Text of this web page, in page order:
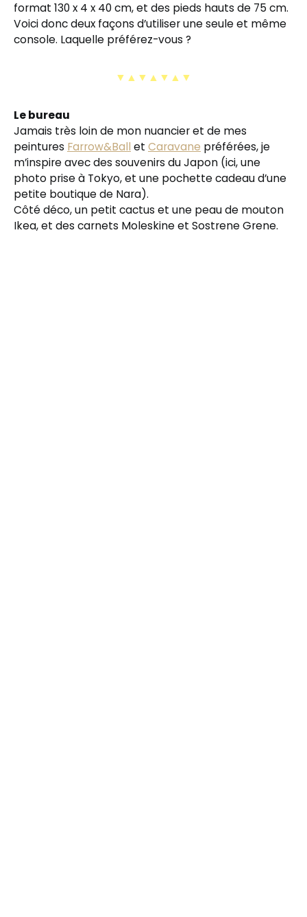
format 130 x 4 x 40 cm, et des pieds hauts de 75 cm.
Voici donc deux façons d’utiliser une seule et même
console. Laquelle préférez-vous ?
▼▲▼▲▼▲▼
Le bureau
Jamais très loin de mon nuancier et de mes
peintures Farrow&Ball et Caravane préférées, je
m’inspire avec des souvenirs du Japon (ici, une
photo prise à Tokyo, et une pochette cadeau d’une
petite boutique de Nara).
Côté déco, un petit cactus et une peau de mouton
Ikea, et des carnets Moleskine et Sostrene Grene.